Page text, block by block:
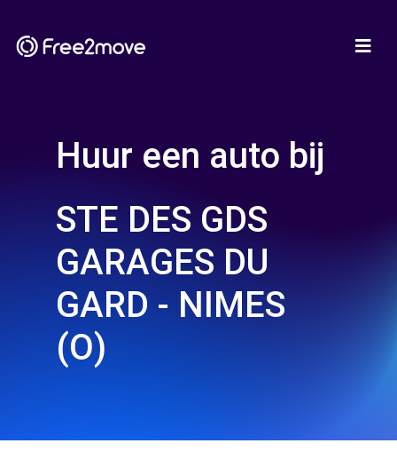
Huur een auto bij
STE DES GDS
GARAGES DU
GARD - NIMES
(O)